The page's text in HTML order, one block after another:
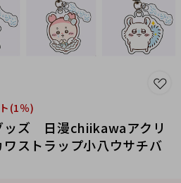
(1％)
ズ 日漫chiikawaアクリ
ストラップ小八ウサチバ